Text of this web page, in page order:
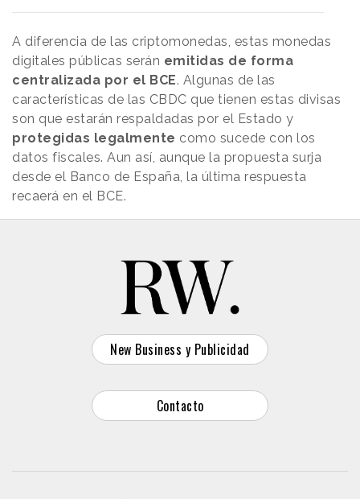
A diferencia de las criptomonedas, estas monedas
digitales públicas serán emitidas de forma
centralizada por el BCE. Algunas de las
características de las CBDC que tienen estas divisas
son que estarán respaldadas por el Estado y
protegidas legalmente como sucede con los
datos fiscales. Aun así, aunque la propuesta surja
desde el Banco de España, la última respuesta
recaerá en el BCE.
New Business y Publicidad
Contacto